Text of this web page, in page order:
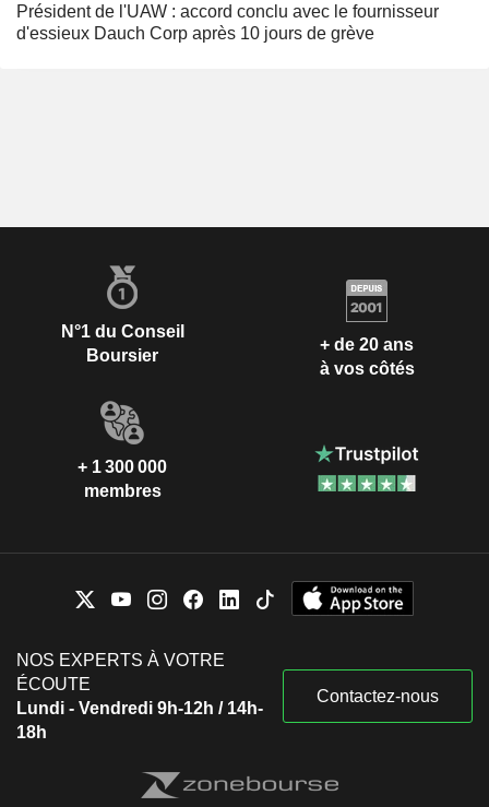
Président de l'UAW : accord conclu avec le fournisseur
d'essieux Dauch Corp après 10 jours de grève
N°1 du Conseil
Boursier
+ de 20 ans
à vos côtés
+ 1 300 000
membres
NOS EXPERTS À VOTRE
ÉCOUTE
Lundi - Vendredi 9h-12h / 14h-
18h
Contactez-nous